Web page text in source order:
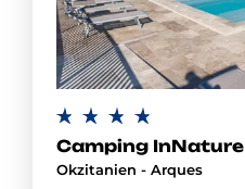
Camping InNature
Okzitanien - Arques